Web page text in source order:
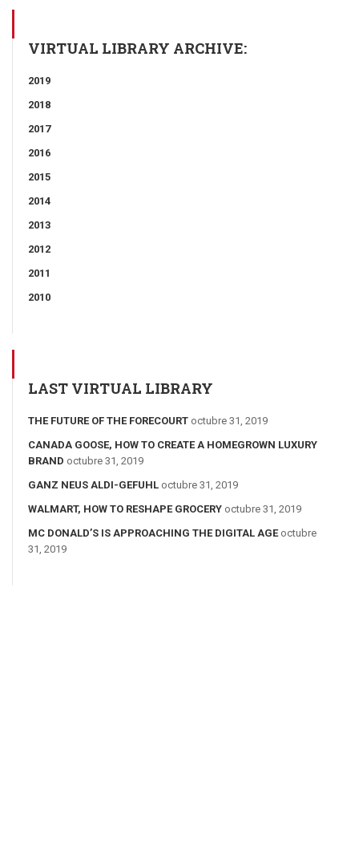
VIRTUAL LIBRARY ARCHIVE:
2019
2018
2017
2016
2015
2014
2013
2012
2011
2010
LAST VIRTUAL LIBRARY
THE FUTURE OF THE FORECOURT octubre 31, 2019
CANADA GOOSE, HOW TO CREATE A HOMEGROWN LUXURY
BRAND octubre 31, 2019
GANZ NEUS ALDI-GEFUHL octubre 31, 2019
WALMART, HOW TO RESHAPE GROCERY octubre 31, 2019
MC DONALD’S IS APPROACHING THE DIGITAL AGE octubre
31, 2019